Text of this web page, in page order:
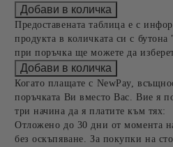
Предоставената таблица е с
продукта в количката си с
при поръчка ще можете да
Когато плащате с NewPay,
поръчката Ви вместо Вас. Вие я
три начина да я платите към тях:
Отложено до 30 дни от момента
без оскъпяване. За покупки на